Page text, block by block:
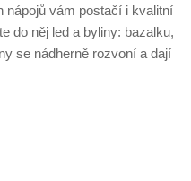
vám postačí i kvalitní
do něj led a byliny: bazalku,
se nádherně rozvoní a dají